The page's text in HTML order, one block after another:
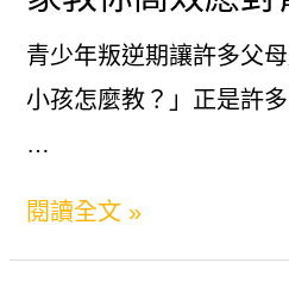
與
應
對
策
感
人
士
攻
青少年叛逆期讓許多父
小孩怎麼教？」正是許
…
叛
逆
閱讀全文 »